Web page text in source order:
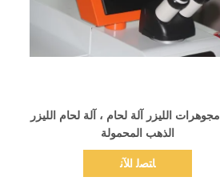
اظهر التفاصيل
BCX مجوهرات الليزر آلة لحام ، آلة لحام الليزر
الذهب المحمولة
ﺎﺘﺼﻟ ﺍﻶﻧ